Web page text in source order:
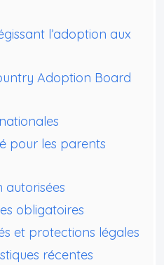
l’adoption aux
Adoption Board
pour les parents
autorisées
obligatoires
et protections légales
récentes